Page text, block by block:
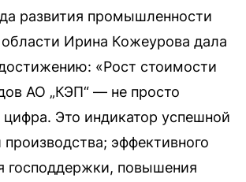
развития промышленности
Ирина Кожеурова дала
«Рост стоимости
АО „КЭП“ — не просто
цифра. Это индикатор успешной
эффективного
господдержки, повышения